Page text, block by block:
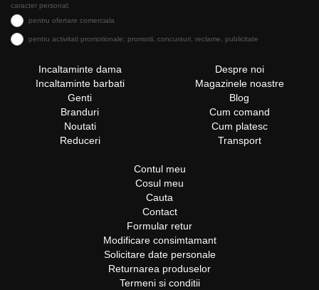
caracter personal:
pentru ofertare comerciala
pentru activitati promotionale: promotii, concursuri, reclame, publicitate
Incaltaminte dama
Incaltaminte barbati
Genti
Branduri
Noutati
Reduceri
Despre noi
Magazinele noastre
Blog
Cum comand
Cum platesc
Transport
Contul meu
Cosul meu
Cauta
Contact
Formular retur
Modificare consimtamant
Solicitare date personale
Returnarea produselor
Termeni si conditii